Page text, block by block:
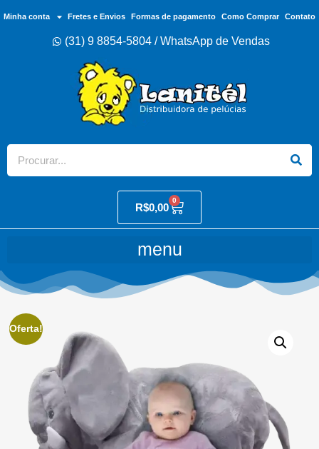
Minha conta Fretes e Envios Formas de pagamento Como Comprar Contato
(31) 9 8854-5804 / WhatsApp de Vendas
R$0,00
0
Oferta!